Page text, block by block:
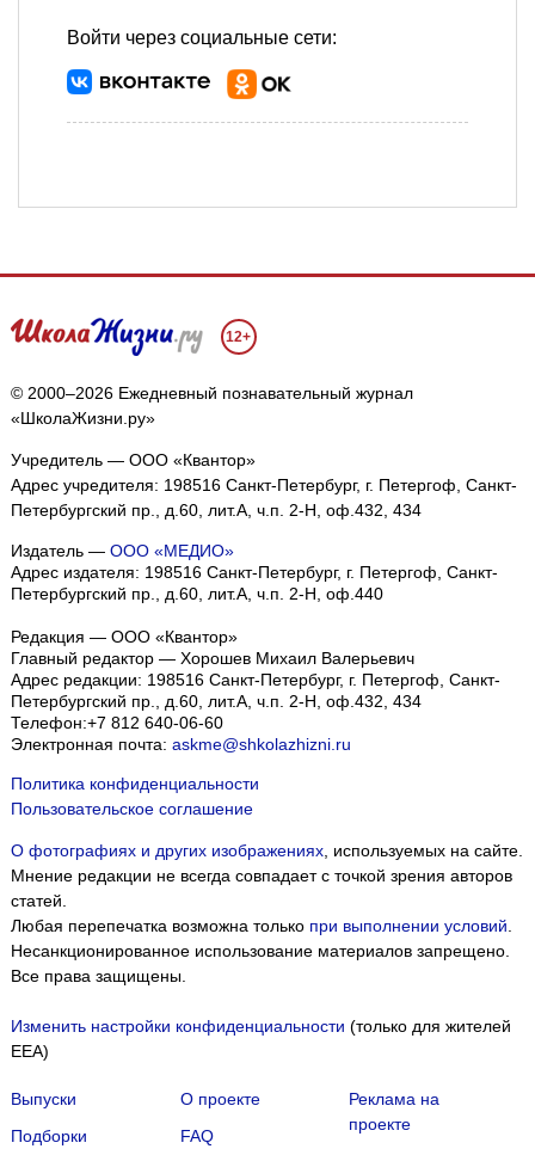
Войти через социальные сети:
12+
© 2000–2026 Ежедневный познавательный журнал
«ШколаЖизни.ру»
Учредитель — ООО «Квантор»
Адрес учредителя: 198516 Санкт-Петербург, г. Петергоф, Санкт-
Петербургский пр., д.60, лит.А, ч.п. 2-Н, оф.432, 434
Издатель — ООО «МЕДИО»
Адрес издателя: 198516 Санкт-Петербург, г. Петергоф, Санкт-
Петербургский пр., д.60, лит.А, ч.п. 2-Н, оф.440
Редакция — ООО «Квантор»
Главный редактор — Хорошев Михаил Валерьевич
Адрес редакции: 198516 Санкт-Петербург, г. Петергоф Санкт-
Петербургский пр., д.60, лит.А, ч.п. 2-Н, оф.432, 434
Телефон:+7 812 640-06-60
Электронная почта: askme@shkolazhizni.ru
Политика конфиденциальности
Пользовательское соглашение
О фотографиях и других изображениях, используемых на сайте.
Мнение редакции не всегда совпадает с точкой зрения авторов
статей.
Любая перепечатка возможна только при выполнении условий
Несанкционированное использование материалов запрещено.
Все права защищены.
Изменить настройки конфиденциальности (только для жителей
EEA)
Выпуски
Подборки
О проекте
FAQ
Реклама на
проекте